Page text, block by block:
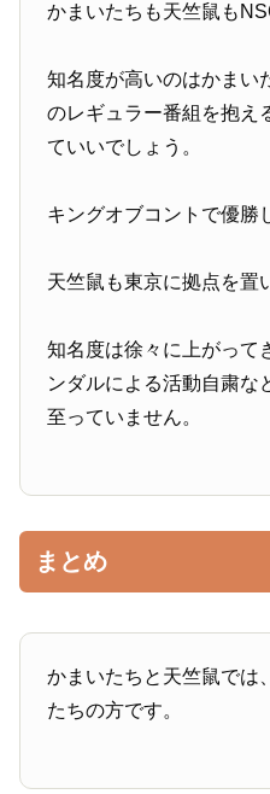
かまいたちも天竺鼠も
知名度が高いのはかまい
のレギュラー番組を抱え
ていいでしょう。
キングオブコントで優勝
天竺鼠も東京に拠点を置
知名度は徐々に上がって
ンダルによる活動自粛な
至っていません。
まとめ
かまいたちと天竺鼠では
たちの方です。